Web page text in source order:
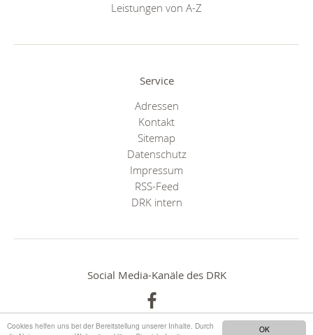
OK
Cookies helfen uns bei der Bereitstellung unserer Inhalte. Durch
Leistungen von A-Z
Service
Adressen
Kontakt
Sitemap
Datenschutz
Impressum
RSS-Feed
DRK intern
Social Media-Kanäle des DRK